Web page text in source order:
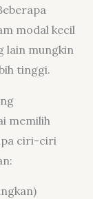
modal kecil
lain mungkin
tinggi.
memilih
ciri-ciri